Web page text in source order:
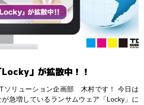
」が拡散中！！
リューション企画部 木村です！ 今日は
急増しているランサムウェア「Locky」に